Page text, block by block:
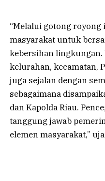
“Melalui gotong royong
masyarakat untuk
kebersihan
kelurahan, kecamatan,
juga sejalan dengan
sebagaimana
dan Kapolda Riau.
tanggung jawab
elemen masyarakat,”